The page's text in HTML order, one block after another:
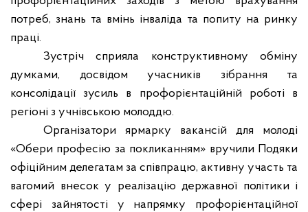
потреб, знань та вмінь інваліда та попиту на ринку
праці.
Зустріч сприяла конструктивному обміну
думками, досвідом учасників зібрання та
консолідації зусиль в профорієнтаційній роботі в
регіоні з учнівською молоддю.
Організатори ярмарку вакансій для молоді
«Обери професію за покликанням» вручили Подяки
офіційним делегатам за співпрацю, активну участь та
вагомий внесок у реалізацію державної політики і
сфері зайнятості у напрямку профорієнтаційної